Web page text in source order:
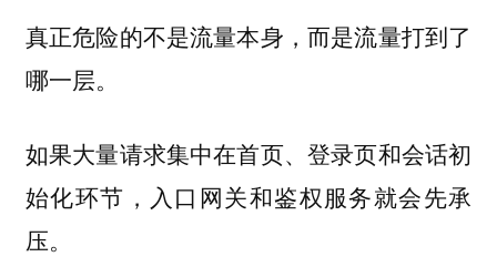
真正危险的不是流量本身，而是流量打到了
哪一层。
如果大量请求集中在首页、登录页和会话初
始化环节，入口网关和鉴权服务就会先承
压。